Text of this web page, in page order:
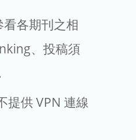
理費
看各期刊之相
、投稿須
提供 VPN 連線